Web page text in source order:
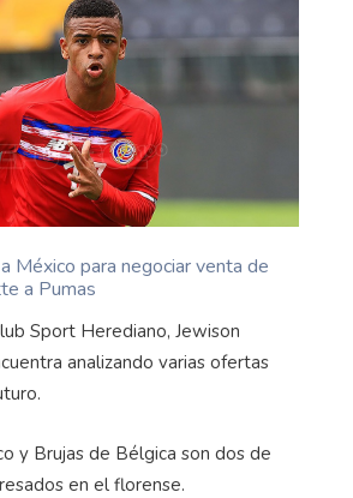
México para negociar venta de
a Pumas
Sport Herediano, Jewison
analizando varias ofertas
y Brujas de Bélgica son dos de
en el florense.